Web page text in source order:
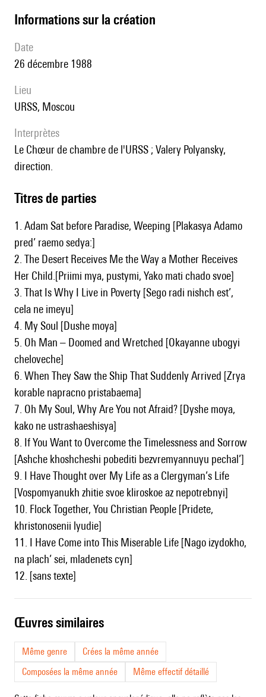
informations sur la création
date
26 décembre 1988
lieu
URSS, Moscou
interprètes
le Chœur de chambre de l'URSS ; Valery Polyansky,
direction.
Titres de parties
1. Adam Sat before Paradise, Weeping [Plakasya Adamo
pred’ raemo sedya:]
2. The Desert Receives Me the Way a Mother Receives
Her Child.[Priimi mya, pustymi, Yako mati chado svoe]
3. That Is Why I Live in Poverty [Sego radi nishch est’,
cela ne imeyu]
4. My Soul [Dushe moya]
5. Oh Man – Doomed and Wretched [Okayanne ubogyi
cheloveche]
6. When They Saw the Ship That Suddenly Arrived [Zrya
korable napracno pristabaema]
7. Oh My Soul, Why Are You not Afraid? [Dyshe moya,
kako ne ustrashaeshisya]
8. If You Want to Overcome the Timelessness and Sorrow
[Ashche khoshcheshi pobediti bezvremyannuyu pechal’]
9. I Have Thought over My Life as a Clergyman’s Life
[Vospomyanukh zhitie svoe kliroskoe az nepotrebnyi]
10. Flock Together, You Christian People [Pridete,
khristonosenii lyudie]
11. I Have Come into This Miserable Life [Nago izydokho,
na plach’ sei, mladenets cyn]
12. [sans texte]
œuvres similaires
Même genre
Crées la même année
Composées la même année
Même effectif détaillé